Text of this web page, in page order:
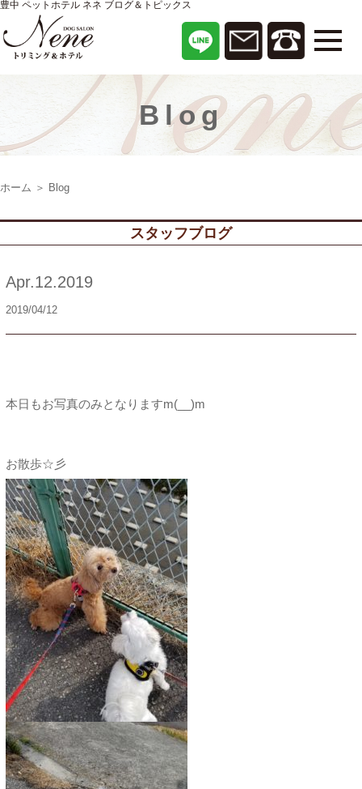
豊中 ペットホテル ネネ ブログ＆トピックス
Blog
ホーム ＞ Blog
スタッフブログ
Apr.12.2019
2019/04/12
本日もお写真のみとなりますm(__)m
お散歩☆彡